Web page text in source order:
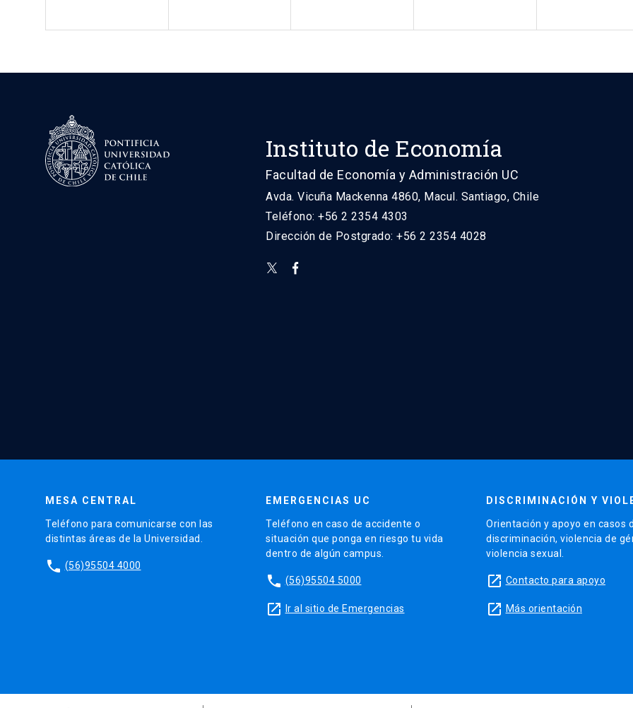
Instituto de Economía
Facultad de Economía y Administración UC
Avda. Vicuña Mackenna 4860, Macul. Santiago, Chile
Teléfono: +56 2 2354 4303
Dirección de Postgrado: +56 2 2354 4028
MESA CENTRAL
Teléfono para comunicarse con las
distintas áreas de la Universidad.
phone (56)95504 4000
EMERGENCIAS UC
Teléfono en caso de accidente o
situación que ponga en riesgo tu vida
dentro de algún campus.
phone (56)95504 5000
launch Ir al sitio de Emergencias
DISCRIMINACIÓN Y
Orientación y apoyo en casos
discriminación, violencia de
violencia sexual.
launch Contacto para apoyo
launch Más orientación